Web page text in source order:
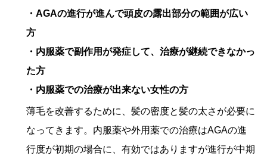
・AGAの進行が進んで頭皮の露出部分の範囲が広い
方
・内服薬で副作用が発症して、治療が継続できなかっ
た方
・内服薬での治療が出来ない女性の方
薄毛を改善するために、髪の密度と髪の太さが必要に
なってきます。内服薬や外用薬での治療はAGAの進
行度が初期の場合に、有効ではありますが進行が中期